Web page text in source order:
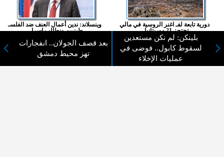
دورية تابعة لفـ اغنر الروسية في مالي
تحتجز 21 موريتانيا...
وينسلاند: ندين أعمال العنف ضد الفلسـ
طينيين ونطالب إسرا...
المزيد ...
بلينكن: لم نكن مستعدين
لسقوط كابول.. فوضى في
عمليات الإخلاء
بعد قصف الجولان.. انفجارات
تهز محيط دمشق